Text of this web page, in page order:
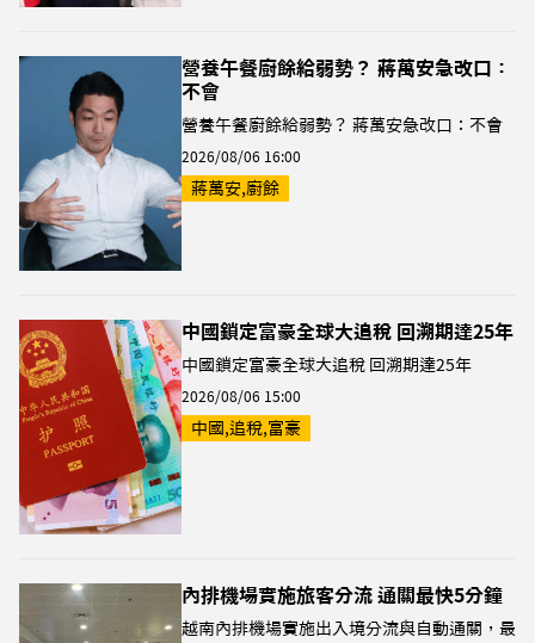
營養午餐廚餘給弱勢？ 蔣萬安急改口：
不會
營養午餐廚餘給弱勢？ 蔣萬安急改口：不會
2026/08/06 16:00
蔣萬安,廚餘
中國鎖定富豪全球大追稅 回溯期達25年
中國鎖定富豪全球大追稅 回溯期達25年
2026/08/06 15:00
中國,追稅,富豪
內排機場實施旅客分流 通關最快5分鐘
越南內排機場實施出入境分流與自動通關，最